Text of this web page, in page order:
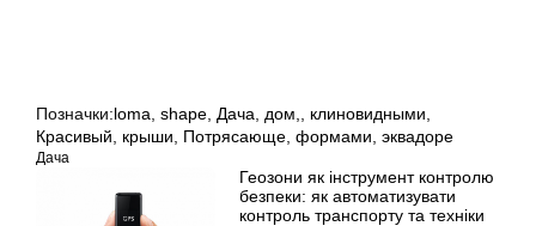
Позначки:loma shape Дача дом, клиновидными
Красивый
крыши Потрясающе формами эквадоре
Дача
Геозони як інструмент контролю
безпеки: як автоматизувати
контроль транспорту та техніки